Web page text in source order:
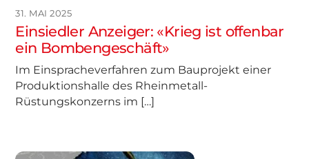
31. MAI 2025
Einsiedler Anzeiger: «Krieg ist offenbar
ein Bombengeschäft»
Im Einspracheverfahren zum Bauprojekt einer
Produktionshalle des Rheinmetall-
Rüstungskonzerns im […]